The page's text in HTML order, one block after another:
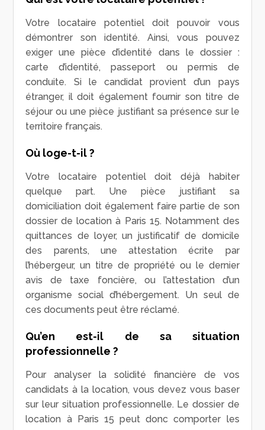
Votre locataire potentiel doit pouvoir vous
démontrer son identité. Ainsi, vous pouvez
exiger une pièce d’identité dans le dossier :
carte d’identité, passeport ou permis de
conduite. Si le candidat provient d’un pays
étranger, il doit également fournir son titre de
séjour ou une pièce justifiant sa présence sur le
territoire français.
Où loge-t-il ?
Votre locataire potentiel doit déjà habiter
quelque part. Une pièce justifiant sa
domiciliation doit également faire partie de son
dossier de location à Paris 15. Notamment des
quittances de loyer, un justificatif de domicile
des parents, une attestation écrite par
l’hébergeur, un titre de propriété ou le dernier
avis de taxe foncière, ou l’attestation d’un
organisme social d’hébergement. Un seul de
ces documents peut être réclamé.
Qu’en est-il de sa situation
professionnelle ?
Pour analyser la solidité financière de vos
candidats à la location, vous devez vous baser
sur leur situation professionnelle. Le dossier de
location à Paris 15 peut donc comporter les